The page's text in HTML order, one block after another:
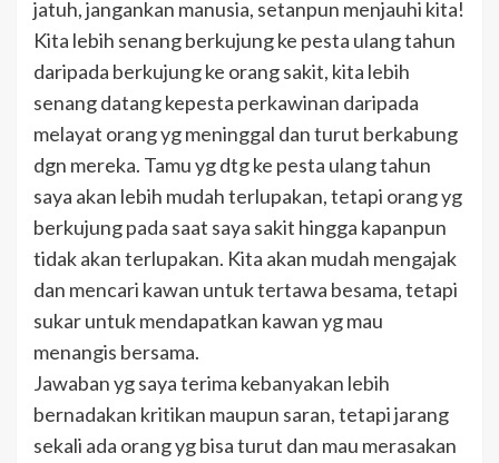
jatuh, jangankan manusia, setanpun menjauhi kita!
Kita lebih senang berkujung ke pesta ulang tahun
daripada berkujung ke orang sakit, kita lebih
senang datang kepesta perkawinan daripada
melayat orang yg meninggal dan turut berkabung
dgn mereka. Tamu yg dtg ke pesta ulang tahun
saya akan lebih mudah terlupakan, tetapi orang yg
berkujung pada saat saya sakit hingga kapanpun
tidak akan terlupakan. Kita akan mudah mengajak
dan mencari kawan untuk tertawa besama, tetapi
sukar untuk mendapatkan kawan yg mau
menangis bersama.
Jawaban yg saya terima kebanyakan lebih
bernadakan kritikan maupun saran, tetapi jarang
sekali ada orang yg bisa turut dan mau merasakan